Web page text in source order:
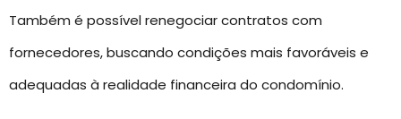
Também é possível renegociar contratos com
fornecedores, buscando condições mais favoráveis e
adequadas à realidade financeira do condomínio.